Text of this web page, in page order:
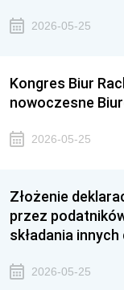
2026-05-25
Kongres Biur
nowoczesne
2026-05-25
Złożenie
przez
składania
2026-05-25